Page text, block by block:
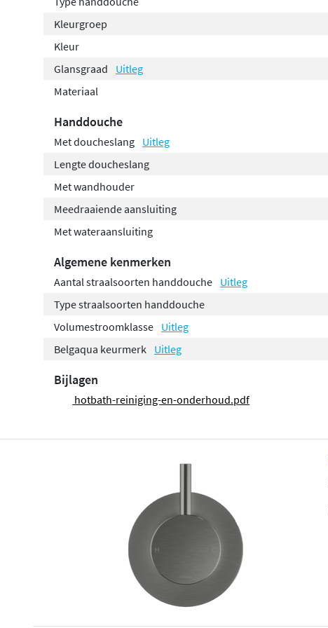
Kleurgroep
Kleur
Glansgraad
Uitleg
Materiaal
Handdouche
Met doucheslang Uitleg
Lengte doucheslang
Met wandhouder
Meedraaiende aansluiting
Met wateraansluiting
Algemene kenmerken
Aantal straalsoorten handdouche Uitleg
Type straalsoorten handdouche
Volumestroomklasse Uitleg
Belgaqua keurmerk
Uitleg
Bijlagen
hotbath-reiniging-en-onderhoud.pdf